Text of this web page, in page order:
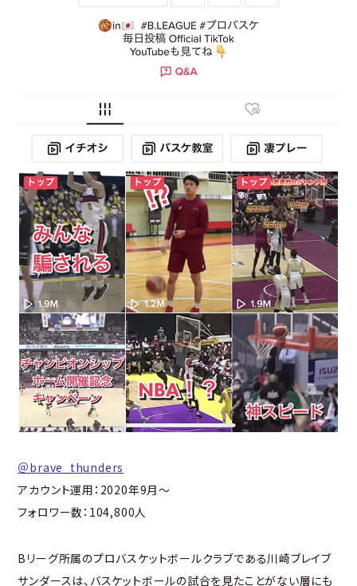
＠brave_thunders
アカウント運用：2020年9月～
フォロワー数：104,800人
Bリーグ所属のプロバスケットボールクラブである川崎ブレイブ
サンダースは、バスケットボールの試合を見たことがない層にも